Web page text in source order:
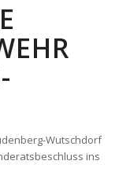
Wutschdorf
ins